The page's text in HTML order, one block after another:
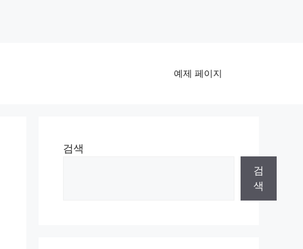
예제 페이지
검색
검
색